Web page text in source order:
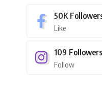
50K
Like
109 Followers
Follow